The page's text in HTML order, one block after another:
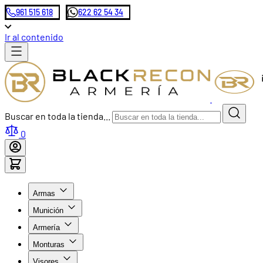
961 515 618 622 62 54 34
Ir al contenido
Buscar en toda la tienda...
0
Armas
Munición
Armería
Monturas